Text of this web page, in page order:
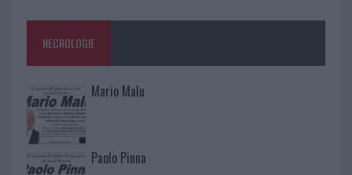
NECROLOGIE
Mario Malu
Paolo Pinna